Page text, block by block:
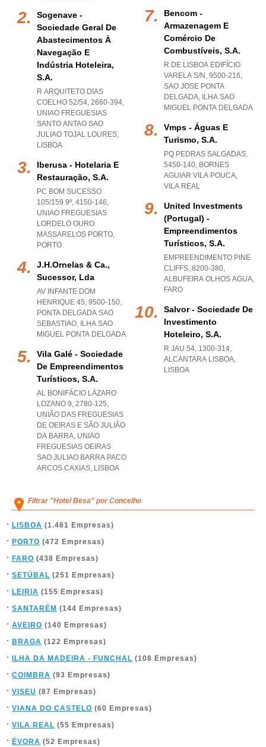
Sogenave -
Sociedade Geral De
Abastecimentos À
Navegação E
Indústria Hoteleira,
S.a.
R ARQUITETO DIAS
COELHO 52/54, 2660-394,
UNIAO FREGUESIAS
SANTO ANTAO SAO
JULIAO TOJAL LOURES,
LISBOA
Iberusa - Hotelaria E
Restauração, S.a.
PC BOM SUCESSO
105/159 9º, 4150-146,
UNIAO FREGUESIAS
LORDELO OURO
MASSARELOS PORTO,
PORTO
J.h.ornelas & Ca.,
Sucessor, Lda
AV INFANTE DOM
HENRIQUE 45, 9500-150,
PONTA DELGADA SAO
SEBASTIAO, ILHA SAO
MIGUEL PONTA DELGADA
Vila Galé - Sociedade
De Empreendimentos
Turísticos, S.a.
AL BONIFÁCIO LÁZARO
LOZANO 9, 2780-125,
UNIÃO DAS FREGUESIAS
DE OEIRAS E SÃO JULIÃO
DA BARRA, UNIAO
FREGUESIAS OEIRAS
SAO JULIAO BARRA PACO
ARCOS CAXIAS, LISBOA
Bencom -
Armazenagem E
Comércio De
Combustíveis, S.a.
R DE LISBOA EDIFÍCIO
VARELA S/N, 9500-216,
SAO JOSE PONTA
DELGADA, ILHA SAO
MIGUEL PONTA DELGADA
Vmps - Águas E
Turismo, S.a.
PQ PEDRAS SALGADAS,
5450-140, BORNES
AGUIAR VILA POUCA,
VILA REAL
United Investments
(portugal) -
Empreendimentos
Turísticos, S.a.
EMPREENDIMENTO PINE
CLIFFS, 8200-380,
ALBUFEIRA OLHOS AGUA,
FARO
Salvor - Sociedade De
Investimento
Hoteleiro, S.a.
R JAU 54, 1300-314,
ALCANTARA LISBOA,
LISBOA
Filtrar "Hotel Besa" por Concelho
LISBOA (1.461 Empresas)
PORTO (472 Empresas)
FARO (438 Empresas)
SETÚBAL (251 Empresas)
LEIRIA (155 Empresas)
SANTARÉM (144 Empresas)
AVEIRO (140 Empresas)
BRAGA (122 Empresas)
ILHA DA MADEIRA - FUNCHAL (108 Empresas)
COIMBRA (93 Empresas)
VISEU (87 Empresas)
VIANA DO CASTELO (60 Empresas)
VILA REAL (55 Empresas)
ÉVORA (52 Empresas)